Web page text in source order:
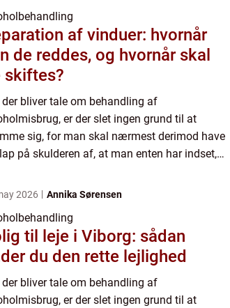
af vinduer: hvornår
de reddes, og hvornår skal
skiftes?
der bliver tale om behandling af
er der slet ingen grund til at
sig, for man skal nærmest derimod have
på skulderen af, at man enten har indset,
2026 Annika Sørensen
til leje i Viborg: sådan
du den rette lejlighed
der bliver tale om behandling af
er der slet ingen grund til at